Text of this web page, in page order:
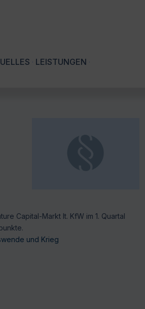
LEISTUNGEN
Capital-Markt lt. KfW im 1. Quartal
und Krieg